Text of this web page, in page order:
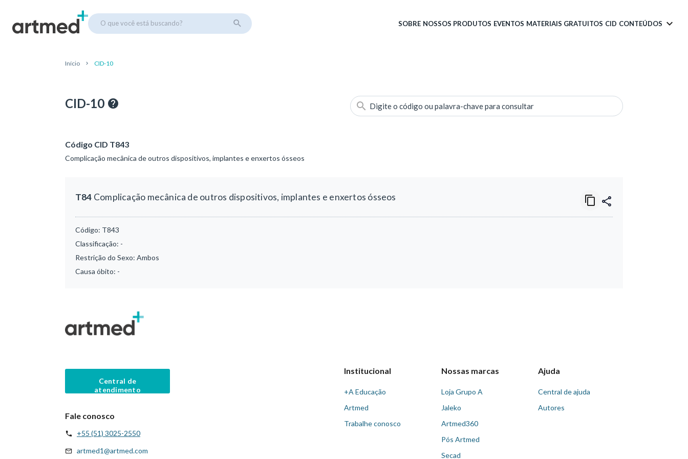
O que você está buscando? SOBRE NOSSOS PRODUTOS EVENTOS MATERIAIS GRATUITOS CID CONTEÚDOS
Início CID-10
CID-10 Digite o código ou palavra-chave para consultar
Código CID T843
Complicação mecânica de outros dispositivos, implantes e enxertos ósseos
T84 Complicação mecânica de outros dispositivos, implantes e enxertos ósseos
Código: T843
Classificação: -
Restrição do Sexo: Ambos
Causa óbito: -
Central de
atendimento
Fale conosco
+55 (51) 3025-2550
artmed1@artmed.com
Institucional
+A Educação
Artmed
Trabalhe conosco
Nossas marcas
Loja Grupo A
Jaleko
Artmed360
Pós Artmed
Secad
Ajuda
Central de ajuda
Autores